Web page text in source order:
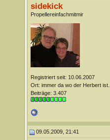
sidekick
Propellereinfachmitmir
Registriert seit: 10.06.2007
Ort: immer da wo der Herbert ist...
Beiträge: 3.407
09.05.2009, 21:41